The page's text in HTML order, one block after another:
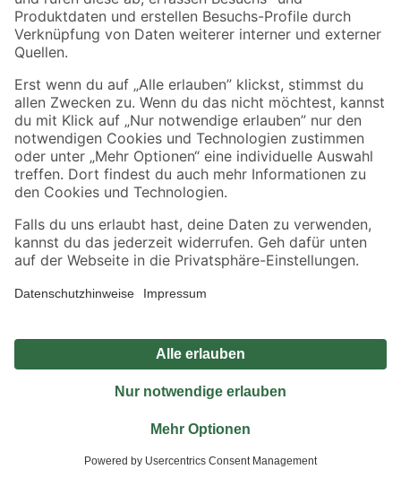
Sicher einkaufen
Jetzt die toom-App herunterladen
Alle Preisangaben in EUR inkl. gesetzl. MwSt.. Die dargestellten Angebote sind unter
Umständen nicht in allen Märkten verfügbar. Die angegebenen Verfügbarkeiten beziehen
Produkte nur solange der Vorrat reicht.
*Paketversand ab 59 € versandkostenfrei, gilt nicht für Artikel mit Speditionsversand, hier
Privatsphäre Impressum
Nutzungsbedingungen
Widerrufsrecht
Vertrag widerrufen
© 2026 toom Baumarkt GmbH